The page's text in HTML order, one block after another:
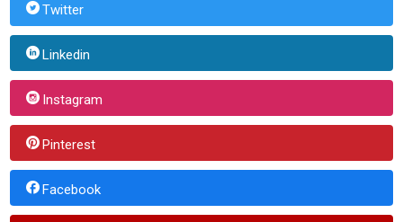
Twitter
Linkedin
Instagram
Pinterest
Facebook